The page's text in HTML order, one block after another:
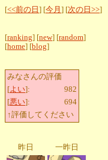
[<<前の日 ] [今月 ] [次の日>>]
[ranking] [new] [random]
[home] [blog]
みなさんの評価
[よい]:
982
[悪い]:
694
↑評価してください
昨日 一昨日